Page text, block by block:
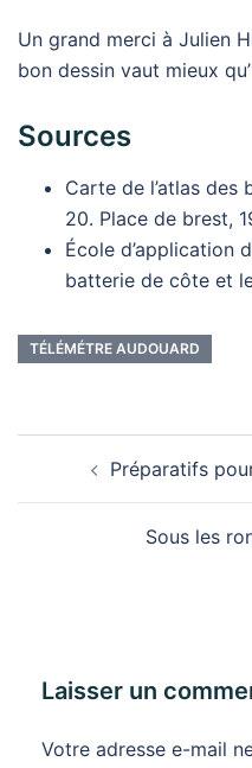
Un grand merci à Julien
bon dessin vaut mieux
Sources
Carte de l’atlas des
20. Place de brest,
École d’application
batterie de côte et
TÉLÉMÉTRE AUDOUARD
d’articlePréparatifs
Sous les
Laisser un
Votre adresse e-mail